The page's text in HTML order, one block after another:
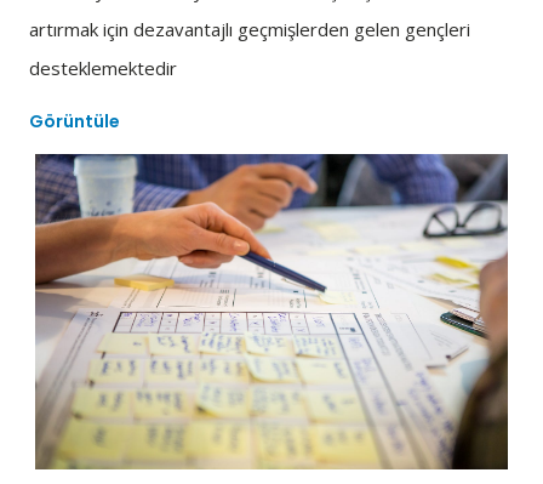
artırmak için dezavantajlı geçmişlerden gelen gençleri
desteklemektedir
Görüntüle